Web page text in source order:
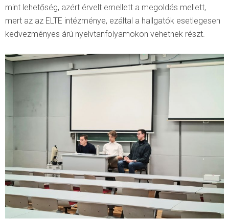
mint lehetőség, azért érvelt emellett a megoldás mellett,
mert az az ELTE intézménye, ezáltal a hallgatók esetlegesen
kedvezményes árú nyelvtanfolyamokon vehetnek részt.